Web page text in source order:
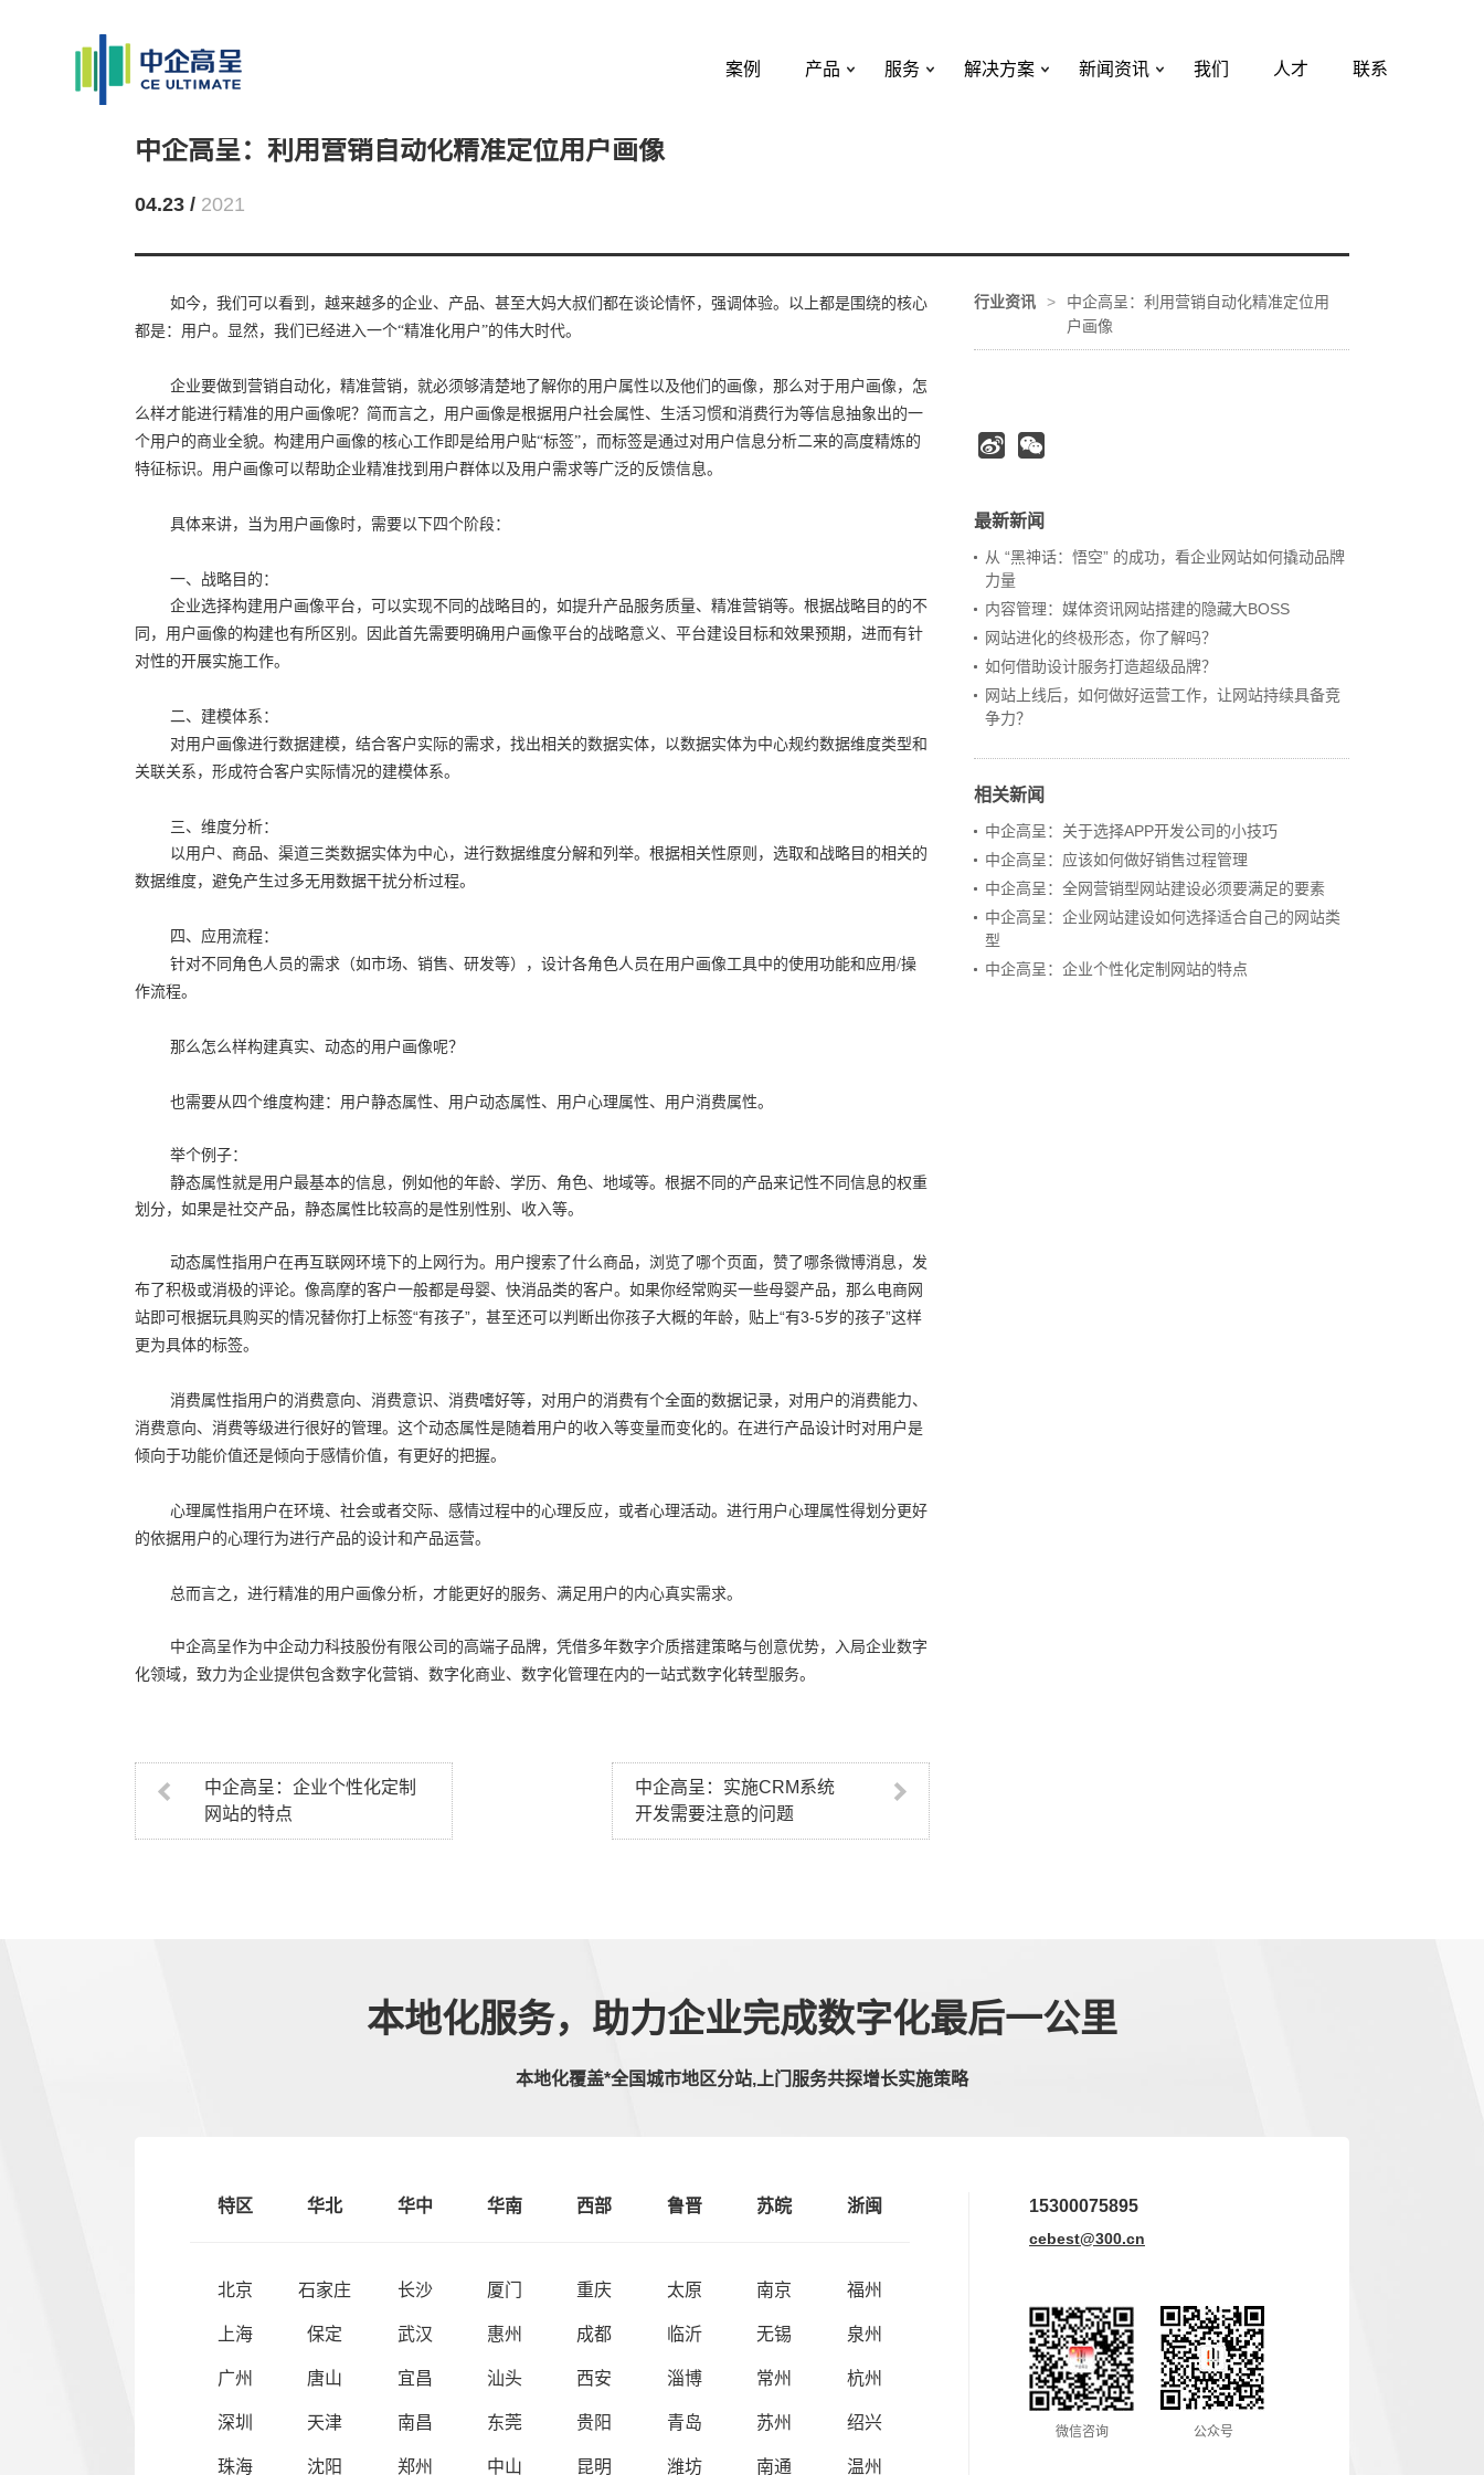
案例 产品 服务 解决方案 新闻资讯 我们 人才 联系
中企高呈：利用营销自动化精准定位用户画像
04.23 / 2021
如今，我们可以看到，越来越多的企业、产品、甚至大妈大叔们都在谈论情怀，强调体验。以上都是围绕的核心
都是：用户。显然，我们已经进入一个“精准化用户”的伟大时代。
企业要做到营销自动化，精准营销，就必须够清楚地了解你的用户属性以及他们的画像，那么对于用户画像，怎
么样才能进行精准的用户画像呢？简而言之，用户画像是根据用户社会属性、生活习惯和消费行为等信息抽象出的一
个用户的商业全貌。构建用户画像的核心工作即是给用户贴“标签”，而标签是通过对用户信息分析二来的高度精炼的
特征标识。用户画像可以帮助企业精准找到用户群体以及用户需求等广泛的反馈信息。
具体来讲，当为用户画像时，需要以下四个阶段：
一、战略目的：
企业选择构建用户画像平台，可以实现不同的战略目的，如提升产品服务质量、精准营销等。根据战略目的的不
同，用户画像的构建也有所区别。因此首先需要明确用户画像平台的战略意义、平台建设目标和效果预期，进而有针
对性的开展实施工作。
二、建模体系：
对用户画像进行数据建模，结合客户实际的需求，找出相关的数据实体，以数据实体为中心规约数据维度类型和
关联关系，形成符合客户实际情况的建模体系。
三、维度分析：
以用户、商品、渠道三类数据实体为中心，进行数据维度分解和列举。根据相关性原则，选取和战略目的相关的
数据维度，避免产生过多无用数据干扰分析过程。
四、应用流程：
针对不同角色人员的需求（如市场、销售、研发等），设计各角色人员在用户画像工具中的使用功能和应用/操
作流程。
那么怎么样构建真实、动态的用户画像呢？
也需要从四个维度构建：用户静态属性、用户动态属性、用户心理属性、用户消费属性。
举个例子：
静态属性就是用户最基本的信息，例如他的年龄、学历、角色、地域等。根据不同的产品来记性不同信息的权重
划分，如果是社交产品，静态属性比较高的是性别性别、收入等。
动态属性指用户在再互联网环境下的上网行为。 用户搜索了什么商品，浏览了哪个页面，赞了哪条微博消息，发
布了积极或消极的评论。 像高摩的客户一般都是母婴、快消品类的客户。如果你经常购买一些母婴产品，那么电商网
站即可根据玩具购买的情况替你打上标签“有孩子”，甚至还可以判断出你孩子大概的年龄，贴上“有3-5岁的孩子”这样
更为具体的标签。
消费属性指用户的消费意向、消费意识、消费嗜好等，对用户的消费有个全面的数据记录，对用户的消费能力、
消费意向、消费等级进行很好的管理。这个动态属性是随着用户的收入等变量而变化的。在进行产品设计时对用户是
倾向于功能价值还是倾向于感情价值，有更好的把握。
心理属性指用户在环境、社会或者交际、感情过程中的心理反应，或者心理活动。进行用户心理属性得划分更好
的依据用户的心理行为进行产品的设计和产品运营。
总而言之，进行精准的用户画像分析，才能更好的服务、满足用户的内心真实需求。
中企高呈作为中企动力科技股份有限公司的高端子品牌，凭借多年数字介质搭建策略与创意优势，入局企业数字
化领域，致力为企业提供包含数字化营销、数字化商业、数字化管理在内的一站式数字化转型服务。
中企高呈：企业个性化定制
网站的特点
中企高呈：实施CRM系统
开发需要注意的问题
行业资讯 >
中企高呈：利用营销自动化精准定位用
户画像
最新新闻
从 “黑神话：悟空” 的成功，看企业网站如何撬动品牌
力量
内容管理：媒体资讯网站搭建的隐藏大BOSS
网站进化的终极形态，你了解吗？
如何借助设计服务打造超级品牌？
网站上线后，如何做好运营工作，让网站持续具备竞
争力？
相关新闻
中企高呈：关于选择APP开发公司的小技巧
中企高呈：应该如何做好销售过程管理
中企高呈：全网营销型网站建设必须要满足的要素
中企高呈：企业网站建设如何选择适合自己的网站类
型
中企高呈：企业个性化定制网站的特点
本地化服务，助力企业完成数字化最后一公里
本地化覆盖*全国城市地区分站,上门服务共探增长实施策略
特区
北京
上海
广州
深圳
珠海
华北
石家庄
保定
唐山
天津
沈阳
华中
长沙
武汉
宜昌
南昌
郑州
华南
厦门
惠州
汕头
东莞
中山
西部
重庆
成都
西安
贵阳
昆明
鲁晋
太原
临沂
淄博
青岛
潍坊
苏皖
南京
无锡
常州
苏州
南通
浙闽
福州
泉州
杭州
绍兴
温州
15300075895
cebest@300.cn
微信咨询 公众号
立即与中企高呈售前顾问通话
1 5
免费咨询 获取案例